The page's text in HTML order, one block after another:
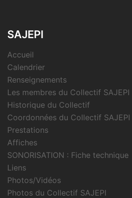
SAJEPI
Accueil
Calendrier
Renseignements
Les membres du Collectif SAJEPI
Historique du Collectif
Coordonnées du Collectif SAJEPI
Prestations
Affiches
SONORISATION : Fiche technique
Liens
Photos/Vidéos
Photos du Collectif SAJEPI